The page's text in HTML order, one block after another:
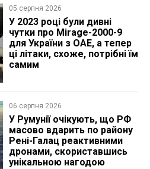
05 серпня 2026
У 2023 році були дивні
чутки про Mirage-2000-9
для України з ОАЕ, а тепер
ці літаки, схоже, потрібні їм
самим
06 серпня 2026
У Румунії очікують, що РФ
масово вдарить по району
Рені-Галац реактивними
дронами, скориставшись
унікальною нагодою